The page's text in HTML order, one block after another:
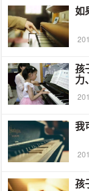
如
孩
力
我
孩